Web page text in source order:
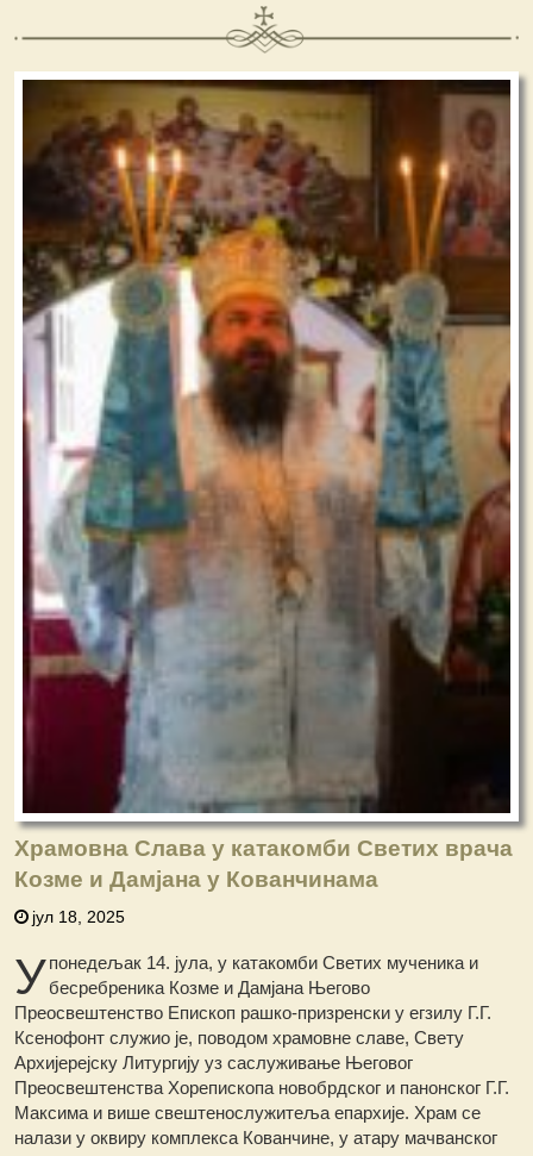
Храмовна Слава у катакомби Светих врача
Козме и Дамјана у Кованчинама
јул 18, 2025
Упонедељак 14. јула, у катакомби Светих мученика и
бесребреника Козме и Дамјана Његово
Преосвештенство Епископ рашко-призренски у егзилу Г.Г.
Ксенофонт служио је, поводом храмовне славе, Свету
Архијерејску Литургију уз саслуживање Његовог
Преосвештенства Хорепископа новобрдског и панонског Г.Г.
Максима и више свештенослужитеља епархије. Храм се
налази у оквиру комплекса Кованчине, у атару мачванског